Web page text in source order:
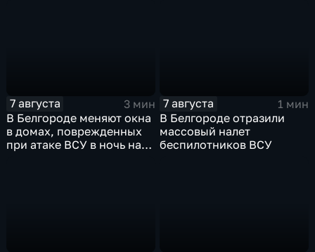
7 августа
3 мин
В Белгороде меняют окна
в домах, поврежденных
при атаке ВСУ в ночь на
7 августа
1 мин
В Белгороде отразили
массовый налет
беспилотников ВСУ